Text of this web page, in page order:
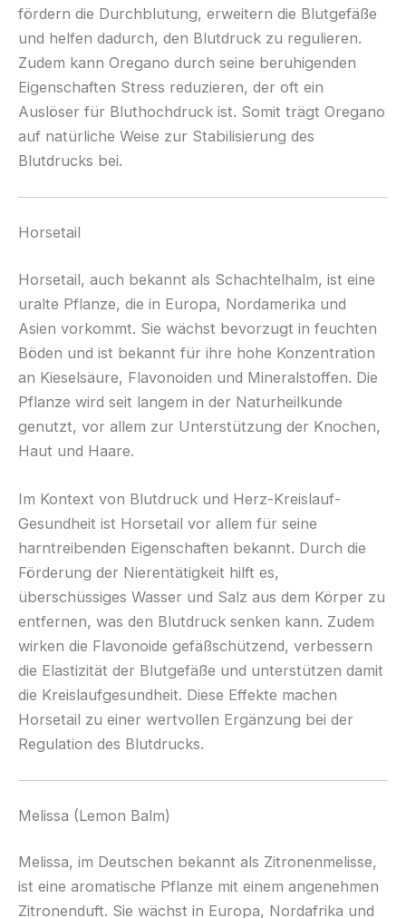
fördern die Durchblutung, erweitern die Blutgefäße
und helfen dadurch, den Blutdruck zu regulieren.
Zudem kann Oregano durch seine beruhigenden
Eigenschaften Stress reduzieren, der oft ein
Auslöser für Bluthochdruck ist. Somit trägt Oregano
auf natürliche Weise zur Stabilisierung des
Blutdrucks bei.
Horsetail
Horsetail, auch bekannt als Schachtelhalm, ist eine
uralte Pflanze, die in Europa, Nordamerika und
Asien vorkommt. Sie wächst bevorzugt in feuchten
Böden und ist bekannt für ihre hohe Konzentration
an Kieselsäure, Flavonoiden und Mineralstoffen. Die
Pflanze wird seit langem in der Naturheilkunde
genutzt, vor allem zur Unterstützung der Knochen,
Haut und Haare.
Im Kontext von Blutdruck und Herz-Kreislauf-
Gesundheit ist Horsetail vor allem für seine
harntreibenden Eigenschaften bekannt. Durch die
Förderung der Nierentätigkeit hilft es,
überschüssiges Wasser und Salz aus dem Körper zu
entfernen, was den Blutdruck senken kann. Zudem
wirken die Flavonoide gefäßschützend, verbessern
die Elastizität der Blutgefäße und unterstützen damit
die Kreislaufgesundheit. Diese Effekte machen
Horsetail zu einer wertvollen Ergänzung bei der
Regulation des Blutdrucks.
Melissa (Lemon Balm)
Melissa, im Deutschen bekannt als Zitronenmelisse,
ist eine aromatische Pflanze mit einem angenehmen
Zitronenduft. Sie wächst in Europa, Nordafrika und